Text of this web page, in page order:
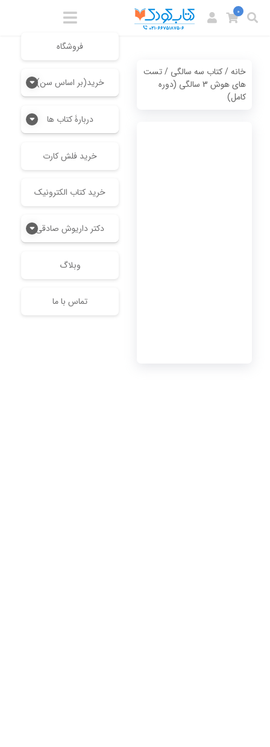
فروشگاه
خرید(بر اساس سن)
دربارۀ کتاب ها
خرید فلش کارت
خرید کتاب الکترونیک
دکتر داریوش صادقی
وبلاگ
تماس با ما
0
خانه/کتاب سه سالگی / تست
های هوش 3 سالگی (دوره
کامل)